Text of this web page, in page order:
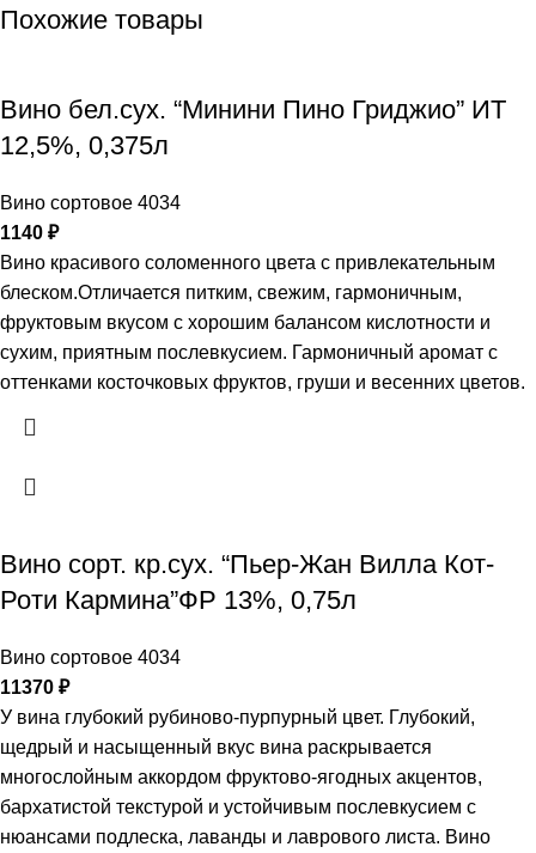
Похожие товары
Вино бел.сух. “Минини Пино Гриджио” ИТ
12,5%, 0,375л
Вино сортовое 4034
1140 ₽
Вино красивого соломенного цвета с привлекательным
блеском.Отличается питким, свежим, гармоничным,
фруктовым вкусом с хорошим балансом кислотности и
сухим, приятным послевкусием. Гармоничный аромат с
оттенками косточковых фруктов, груши и весенних цветов.
Вино сорт. кр.сух. “Пьер-Жан Вилла Кот-
Роти Кармина”ФР 13%, 0,75л
Вино сортовое 4034
11370 ₽
У вина глубокий рубиново-пурпурный цвет. Глубокий,
щедрый и насыщенный вкус вина раскрывается
многослойным аккордом фруктово-ягодных акцентов,
бархатистой текстурой и устойчивым послевкусием с
нюансами подлеска, лаванды и лаврового листа. Вино